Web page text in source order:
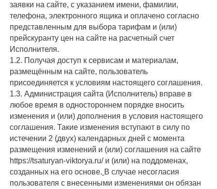
заявки на сайте, с указанием имени, фамилии,
телефона, электронного ящика и оплачено согласно
представленным для выбора тарифам и (или)
прейскуранту цен на сайте на расчетный счет
Исполнителя.
1.2. Получая доступ к сервисам и материалам,
размещённым на сайте, пользователь
присоединяется к условиям настоящего соглашения.
1.3. Администрация сайта (Исполнитель) вправе в
любое время в одностороннем порядке вносить
изменения и (или) дополнения в условия настоящего
соглашения. Такие изменения вступают в силу по
истечении 2 (двух) календарных дней с момента
размещения изменений и (или) соглашения на сайте
https://tsaturyan-viktorya.ru/ и (или) на поддоменах,
созданных на его основе. В случае несогласия
пользователя с внесенными изменениями он обязан